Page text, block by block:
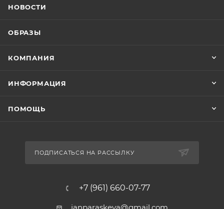
НОВОСТИ
ОБРАЗЫ
КОМПАНИЯ
ИНФОРМАЦИЯ
ПОМОЩЬ
ПОДПИСАТЬСЯ НА РАССЫЛКУ
+7 (961) 660-07-77